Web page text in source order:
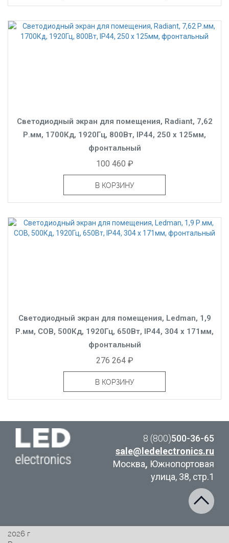
Светодиодный экран для помещения, Radiant, 7,62
Р.мм, 1700Кд, 1920Гц, 800Вт, IP44, 250 x 125мм,
фронтальный
100 460 ₽
В КОРЗИНУ
Светодиодный экран для помещения, Ledman, 1,9
Р.мм, COB, 500Кд, 1920Гц, 650Вт, IP44, 304 x 171мм,
фронтальный
276 264 ₽
В КОРЗИНУ
8 (800)500-36-65
sale@ledelectronics.ru
Москва, Южнопортовая
улица, 38, стр.1
2026 г